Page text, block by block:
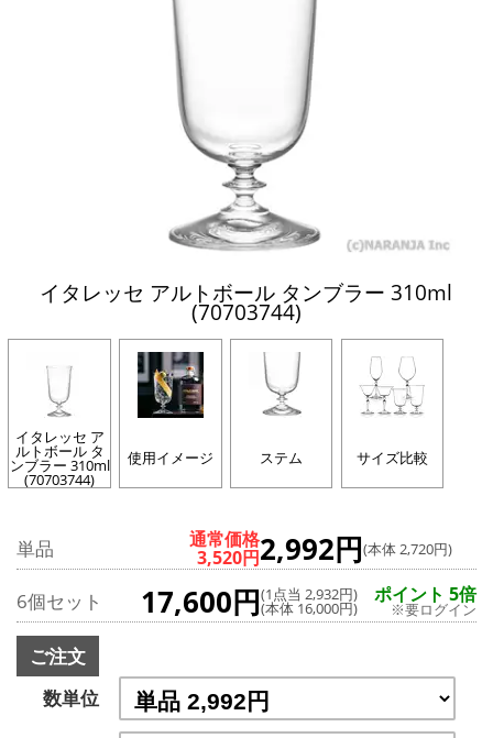
イタレッセ アルトボール タンブラー 310ml
(70703744)
イタレッセ ア
ルトボール タ
ンブラー 310ml
(70703744)
使用イメージ ステム サイズ比較
単品 通常価格
3,520円2,992円(本体 2,720円)
6個セット 17,600円(1点当 2,932円)
(本体 16,000円)
ポイント 5倍
※要ログイン
ご注文
数単位